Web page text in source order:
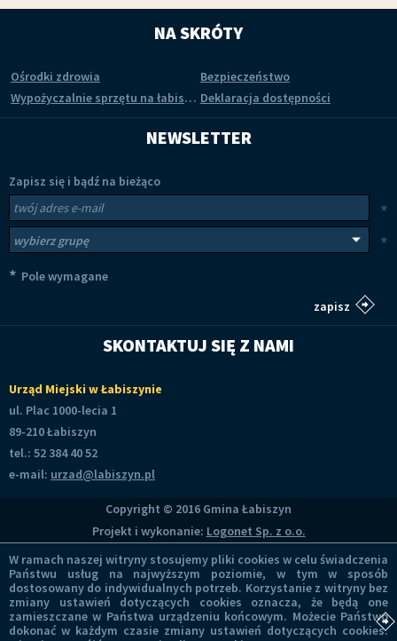
NA SKRÓTY
Ośrodki zdrowia
Bezpieczeństwo
Wypożyczalnie sprzętu na łabiszyńskiej wyspie Deklaracja dostępności
NEWSLETTER
Zapisz się i bądź na bieżąco
Newsletter
*
*
* Pole wymagane
SKONTAKTUJ SIĘ Z NAMI
Urząd Miejski w Łabiszynie
ul. Plac 1000-lecia 1
89-210 Łabiszyn
tel.: 52 384 40 52
e-mail: urzad@labiszyn.pl
Copyright © 2016 Gmina Łabiszyn
Projekt i wykonanie: Logonet Sp. z o.o.
W ramach naszej witryny stosujemy pliki cookies w celu świadczenia
Państwu usług na najwyższym poziomie, w tym w sposób
dostosowany do indywidualnych potrzeb. Korzystanie z witryny bez
zmiany ustawień dotyczących cookies oznacza, że będą one
zamieszczane w Państwa urządzeniu końcowym. Możecie Państwo
dokonać w każdym czasie zmiany ustawień dotyczących cookies.